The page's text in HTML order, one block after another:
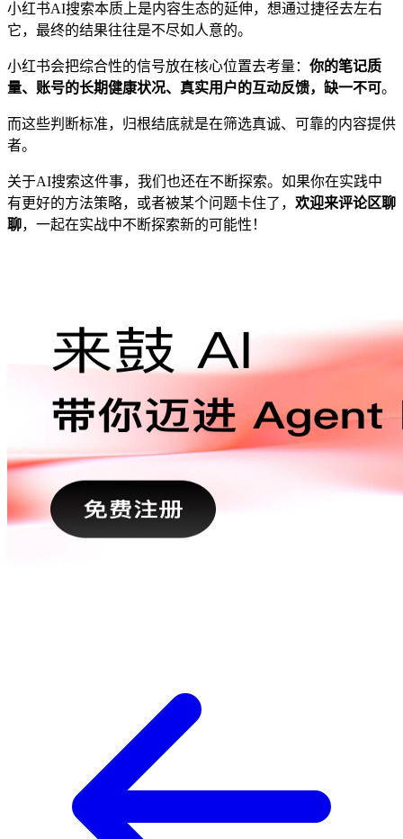
小红书AI搜索本质上是内容生态的延伸，想通过捷径去左右
它，最终的结果往往是不尽如人意的。
小红书会把综合性的信号放在核心位置去考量： 你的笔记质
量、账号的长期健康状况、真实用户的互动反馈，缺一不可。
而这些判断标准，归根结底就是在筛选真诚、可靠的内容提供
者。
关于AI搜索这件事，我们也还在不断探索。如果你在实践中
有更好的方法策略，或者被某个问题卡住了， 欢迎来评论区聊
聊，一起在实战中不断探索新的可能性！